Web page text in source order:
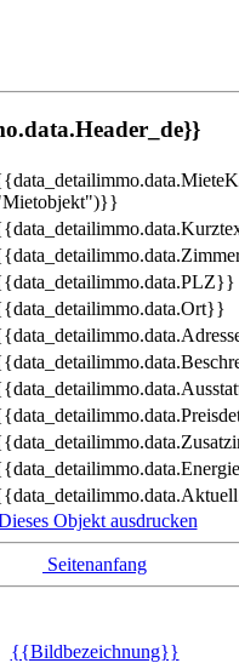
Objekt ausdrucken
Seitenanfang
{{Bildbezeichnung}}